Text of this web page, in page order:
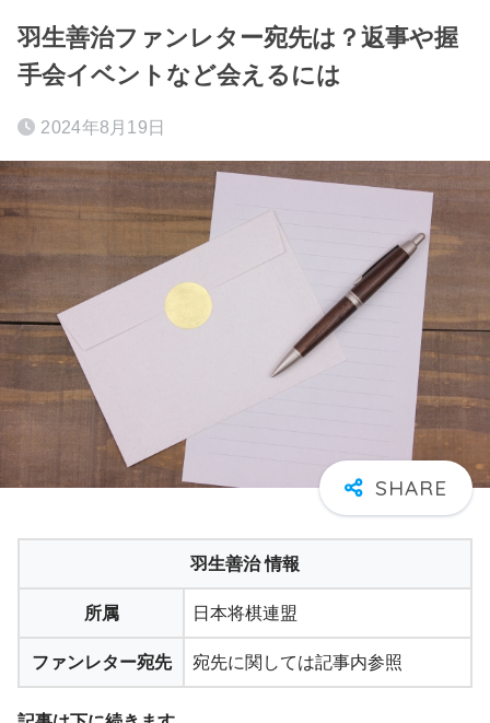
羽生善治ファンレター宛先は？返事や握
手会イベントなど会えるには
2024年8月19日
羽生善治 情報
所属 日本将棋連盟
ファンレター宛先 宛先に関しては記事内参照